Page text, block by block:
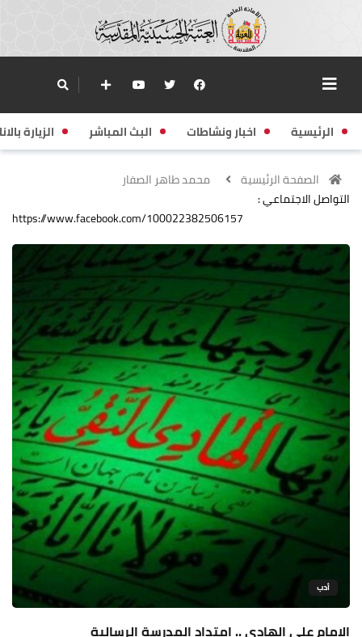
الرئيسية اخبار ونشاطات البث المباشر الزيارة
الصفحة الرئيسية
محمد طاهر الصفار
التواصل الاجتماعي :
https://www.facebook.com/100022382506157
أدب
الإمام علي الهادي .. امتداد المدرسة الرسالية